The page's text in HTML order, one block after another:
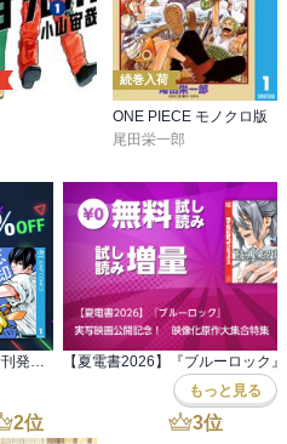
続巻入荷
ONE PIECE モノクロ版
尾田栄一郎
もっと見る
2位 3位